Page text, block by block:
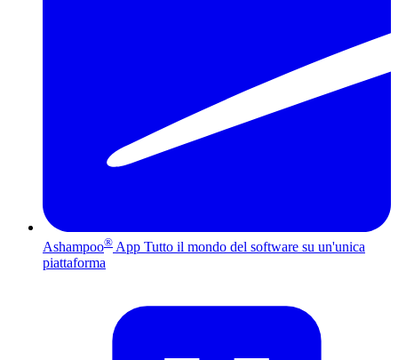
Ashampoo® App Tutto il mondo del software su un'unica
piattaforma